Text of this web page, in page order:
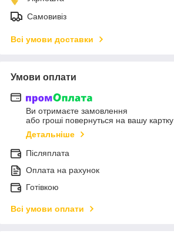
Самовивіз
Всі умови доставки
Умови оплати
Ви отримаєте замовлення
або гроші повернуться на вашу картку
Детальніше
Післяплата
Оплата на рахунок
Готівкою
Всі умови оплати